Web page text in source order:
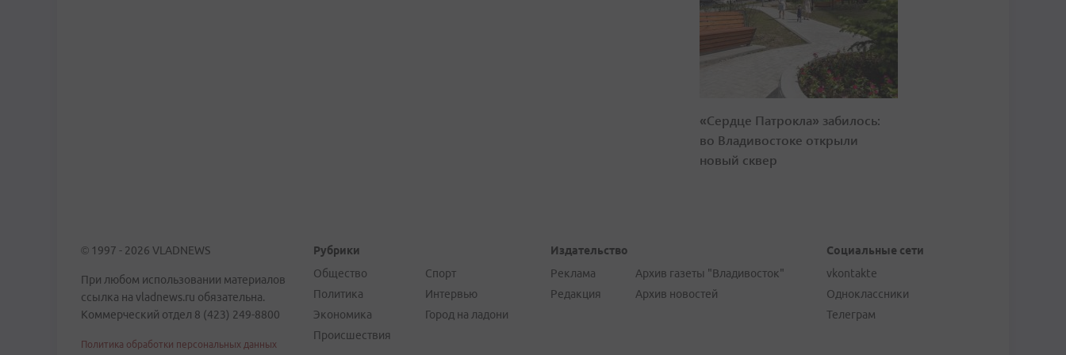
«Сердце Патрокла» забилось:
во Владивостоке открыли
новый сквер
© 1997 - 2026 VLADNEWS
При любом использовании материалов
ссылка на vladnews.ru обязательна.
Коммерческий отдел 8 (423) 249-8800
Политика обработки персональных данных
Рубрики
Общество
Политика
Экономика
Происшествия
Спорт
Интервью
Город на ладони
Издательство
Реклама
Редакция
Архив газеты "Владивосток"
Архив новостей
Социальные сети
vkontakte
Одноклассники
Телеграм